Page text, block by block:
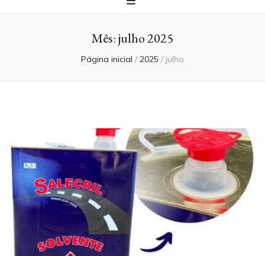
Mês:julho 2025
Página inicial / 2025 / julho